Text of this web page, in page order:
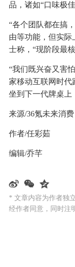
品，诸如“口味极佳
“各个团队都在搞
由等功能，但实际
士称，“现阶段最
“我们既兴奋又害
家移动互联网时代
坐到下一代牌桌上
来源/36氪未来消费
作者/任彩茹
编辑/乔芊
* 文章内容为作者独
经作者同意，同时注